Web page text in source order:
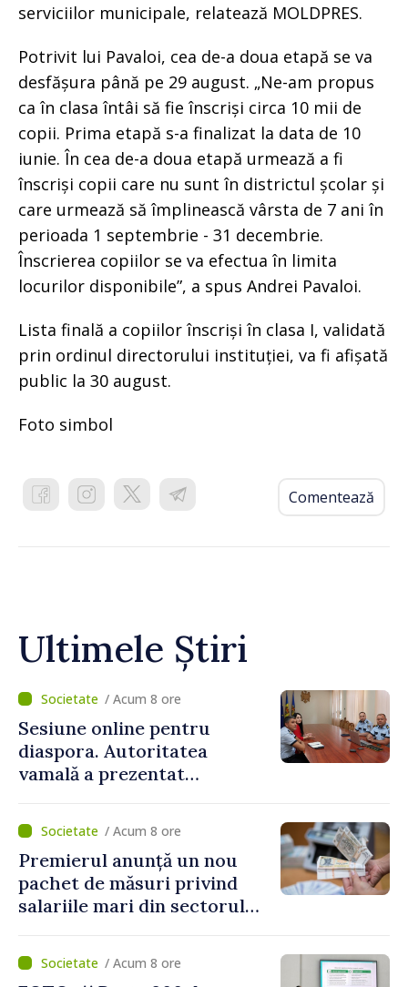
serviciilor municipale, relatează MOLDPRES.
Potrivit lui Pavaloi, cea de-a doua etapă se va
desfășura până pe 29 august. „Ne-am propus
ca în clasa întâi să fie înscriși circa 10 mii de
copii. Prima etapă s-a finalizat la data de 10
iunie. În cea de-a doua etapă urmează a fi
înscriși copii care nu sunt în districtul școlar și
care urmează să împlinească vârsta de 7 ani în
perioada 1 septembrie - 31 decembrie.
Înscrierea copiilor se va efectua în limita
locurilor disponibile”, a spus Andrei Pavaloi.
Lista finală a copiilor înscriși în clasa I, validată
prin ordinul directorului instituției, va fi afișată
public la 30 august.
Foto simbol
Comentează
Ultimele Știri
/ Acum 8 ore
Sesiune online pentru
diaspora. Autoritatea
vamală a prezentat
revenirea în țară
/ Acum 8 ore
Premierul anunță un nou
pachet de măsuri privind
salariile mari din sectorul
/ Acum 8 ore